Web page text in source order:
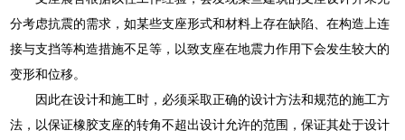
分考虑抗震的需求，如某些支座形式和材料上存在缺陷、在构造上连
接与支挡等构造措施不足等，以致支座在地震力作用下会发生较大的
变形和位移。
因此在设计和施工时，必须采取正确的设计方法和规范的施工方
法，以保证橡胶支座的转角不超出设计允许的范围，保证其处于设计